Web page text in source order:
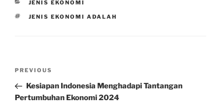
CATEGORIES
JENIS EKONOMI
TAGS
JENIS EKONOMI ADALAH
Previous
Post
PREVIOUS
Kesiapan Indonesia Menghadapi Tantangan
Pertumbuhan Ekonomi 2024